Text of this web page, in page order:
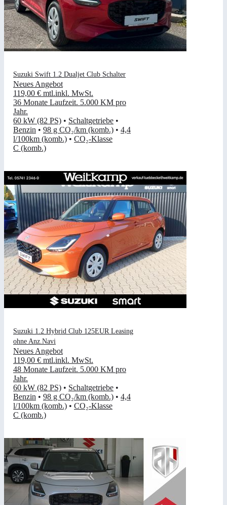
Suzuki Swift 1.2 Dualjet Club Schalter
Neues Angebot
119,00 € mtl.inkl. MwSt.
36 Monate Laufzeit. 5.000 KM pro
Jahr.
60 kW (82 PS) • Schaltgetriebe •
Benzin • 98 g CO₂/km (komb.) • 4,4
l/100km (komb.) • CO₂-Klasse
C (komb.)
Suzuki 1.2 Hybrid Club 125EUR Leasing
ohne Anz.Navi
Neues Angebot
119,00 € mtl.inkl. MwSt.
48 Monate Laufzeit. 5.000 KM pro
Jahr.
60 kW (82 PS) • Schaltgetriebe •
Benzin • 98 g CO₂/km (komb.) • 4,4
l/100km (komb.) • CO₂-Klasse
C (komb.)